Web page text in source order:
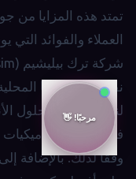
تمتد هذه المزايا من
العملاء والفوائد
نقدمها مع فرقنا
لنا أيضًا إنتاج الحلول
في فهمها
وفقًا لذلك. بالإضافة